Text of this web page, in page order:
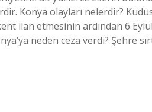
Konya olayları nelerdir?
ilan etmesinin ardından 6 Eylül
neden ceza verdi? Şehre